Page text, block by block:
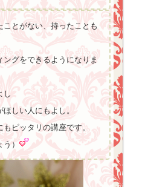
とがない、持ったことも
ングをできるようになりま
し
しい人にもよし。
ピッタリの講座です。
）